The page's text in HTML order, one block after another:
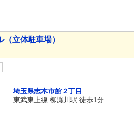
立体駐車場）
埼玉県志木市館２丁目
東武東上線 柳瀬川駅 徒歩1分